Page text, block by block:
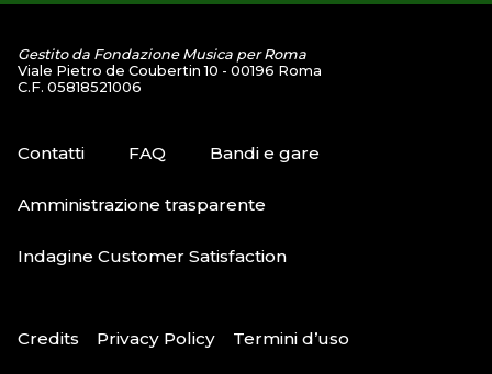
Gestito da Fondazione Musica per Roma
Viale Pietro de Coubertin 10 - 00196 Roma
C.F. 05818521006
Contatti FAQ Bandi e gare
Amministrazione trasparente
Indagine Customer Satisfaction
Credits Privacy Policy Termini d’uso